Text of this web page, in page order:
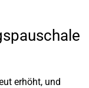
erhöht, und